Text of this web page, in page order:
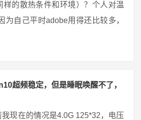
样的散热条件和环境）？个人对温
为自己平时adobe用得还比较多，
超频稳定，但是睡眠唤醒不了，
我现在的情况是4.0G 125*32，电压